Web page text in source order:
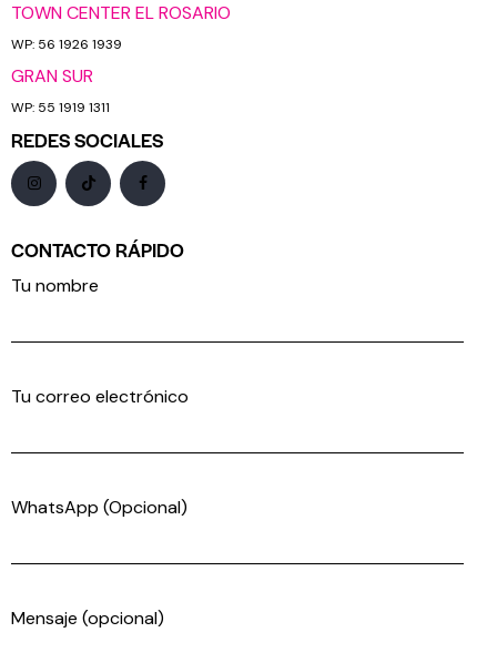
TOWN CENTER EL ROSARIO
WP: 56 1926 1939
GRAN SUR
WP: 55 1919 1311
REDES SOCIALES
CONTACTO RÁPIDO
Tu nombre
Tu correo electrónico
WhatsApp (Opcional)
Mensaje (opcional)